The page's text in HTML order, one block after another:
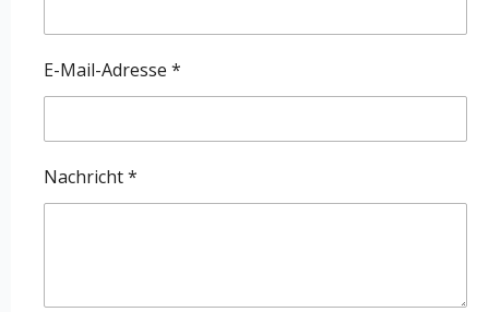
E-Mail-Adresse *
Nachricht *